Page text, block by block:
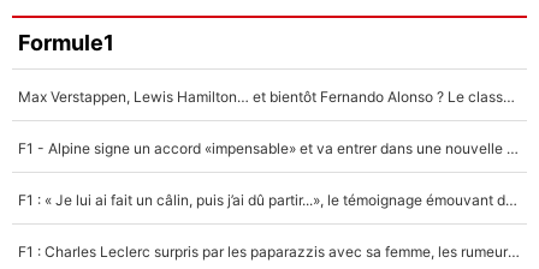
Formule1
Max Verstappen, Lewis Hamilton… et bientôt Fernando Alonso ? Le classement des pilotes les mieux payés en Formule 1 risque de changer !
F1 - Alpine signe un accord «impensable» et va entrer dans une nouvelle dimension : Grande nouvelle pour Pierre Gasly !
F1 : « Je lui ai fait un câlin, puis j’ai dû partir...», le témoignage émouvant de Max Verstappen sur sa fille
F1 : Charles Leclerc surpris par les paparazzis avec sa femme, les rumeurs étaient vraies !